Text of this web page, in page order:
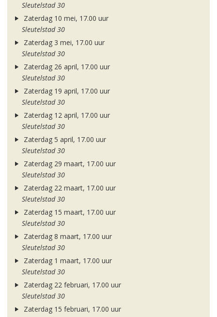
Sleutelstad 30
Zaterdag 10 mei, 17.00 uur
Sleutelstad 30
Zaterdag 3 mei, 17.00 uur
Sleutelstad 30
Zaterdag 26 april, 17.00 uur
Sleutelstad 30
Zaterdag 19 april, 17.00 uur
Sleutelstad 30
Zaterdag 12 april, 17.00 uur
Sleutelstad 30
Zaterdag 5 april, 17.00 uur
Sleutelstad 30
Zaterdag 29 maart, 17.00 uur
Sleutelstad 30
Zaterdag 22 maart, 17.00 uur
Sleutelstad 30
Zaterdag 15 maart, 17.00 uur
Sleutelstad 30
Zaterdag 8 maart, 17.00 uur
Sleutelstad 30
Zaterdag 1 maart, 17.00 uur
Sleutelstad 30
Zaterdag 22 februari, 17.00 uur
Sleutelstad 30
Zaterdag 15 februari, 17.00 uur